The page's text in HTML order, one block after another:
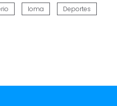
Ioma Deportes